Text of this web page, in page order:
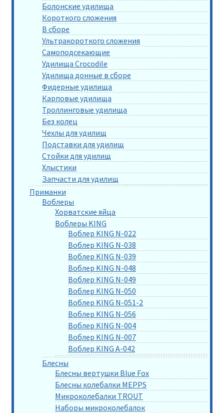
Болонские удилища
Короткого сложения
В сборе
Ультракороткого сложения
Самоподсекающие
Удилища Crocodile
Удилища донные в сборе
Фидерные удилища
Карповые удилища
Троллинговые удилища
Без колец
Чехлы для удилищ
Подставки для удилищ
Стойки для удилищ
Хлыстики
Запчасти для удилищ
Приманки
Воблеры
Хорватские яйца
Воблеры KING
Воблер KING N-022
Воблер KING N-038
Воблер KING N-039
Воблер KING N-048
Воблер KING N-049
Воблер KING N-050
Воблер KING N-051-2
Воблер KING N-056
Воблер KING N-004
Воблер KING N-007
Воблер KING A-042
Блесны
Блесны вертушки Blue Fox
Блесны колебалки MEPPS
Микроколебалки TROUT
Наборы микроколебалок